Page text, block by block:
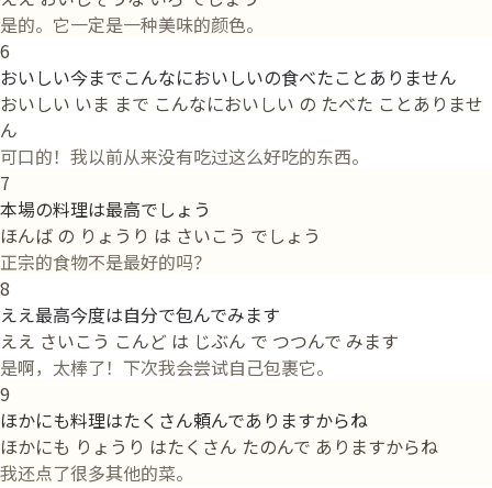
是的。它一定是一种美味的颜色。
6
おいしい今までこんなにおいしいの食べたことありません
おいしい いま まで こんなにおいしい の たべた ことありませ
ん
可口的！我以前从来没有吃过这么好吃的东西。
7
本場の料理は最高でしょう
ほんば の りょうり は さいこう でしょう
正宗的食物不是最好的吗？
8
ええ最高今度は自分で包んでみます
ええ さいこう こんど は じぶん で つつんで みます
是啊，太棒了！下次我会尝试自己包裹它。
9
ほかにも料理はたくさん頼んでありますからね
ほかにも りょうり はたくさん たのんで ありますからね
我还点了很多其他的菜。